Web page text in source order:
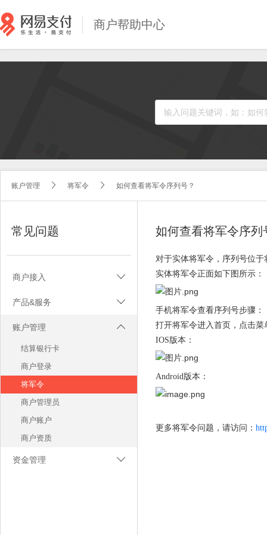
商户帮助中心
账户管理  将军令  如何查看将军令序列号？
常见问题
商户接入 
服务协议
注册及实名
产品&服务 
网易支付
转账至网易宝账户
人脸识别
实名升级
账户管理 
结算银行卡
商户登录
将军令
商户管理员
商户账户
商户资质
资金管理 
如何查看将军令序列
对于实体将军令，序列号位于
实体将军令正面如下图所示：
手机将军令查看序列号步骤：
打开将军令进入首页，点击
IOS版本：
Android版本：
更多将军令问题，请访问：